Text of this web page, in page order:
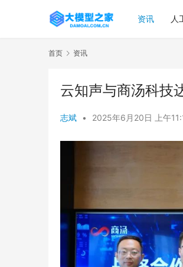
资讯 人
首页 资讯
云知声与商汤科技
志斌 • 2025年6月20日 上午